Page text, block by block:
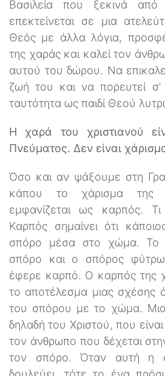
Βασιλεία που ξεκινά
επεκτείνεται σε μια
Θεός με άλλα λόγια,
της χαράς και καλεί τον
αυτού του δώρου. Να
ζωή του και να πορευτεί
ταυτότητα ως παιδί Θεού
Η χαρά του χριστιανού
Πνεύματος. Δεν είναι
Όσο και αν ψάξουμε στη
κάπου το χάρισμα
εμφανίζεται ως καρπός. Τι
Καρπός σημαίνει ότι
σπόρο μέσα στο χώμα. Το
σπόρο και ο σπόρος
έφερε καρπό. Ο καρπός της
το αποτέλεσμα μιας σχέσης
του σπόρου με το χώμα.
δηλαδή του Χριστού, που
τον άνθρωπο που δέχεται
τον σπόρο. Όταν αυτή η